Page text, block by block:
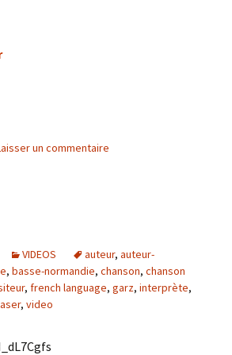
un commentaire
VIDEOS auteur, auteur-
, basse-normandie, chanson, chanson
, french language, garz, interprète,
, video